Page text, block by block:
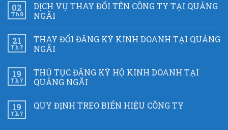
02
Th8
DỊCH VỤ THAY ĐỔI TÊN CÔNG TY TẠI QUẢNG
NGÃI
21
Th7
THAY ĐỔI ĐĂNG KÝ KINH DOANH TẠI QUẢNG
NGÃI
19
Th7
THỦ TỤC ĐĂNG KÝ HỘ KINH DOANH TẠI
QUẢNG NGÃI
19
Th7
QUY ĐỊNH TREO BIỂN HIỆU CÔNG TY